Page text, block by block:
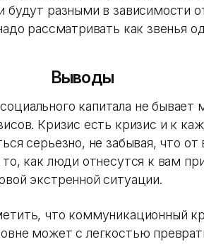
будут разными в зависимости
рассматривать как звенья
Выводы
капитала не бывает
Кризис есть кризис и к
серьезно, не забывая, что от
то, как люди отнесутся к вам
экстренной ситуации.
что коммуникационный
может с легкостью